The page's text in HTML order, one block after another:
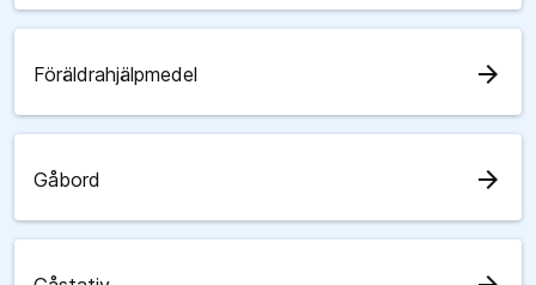
Föräldrahjälpmedel arrow_forward
Gåbord arrow_forward